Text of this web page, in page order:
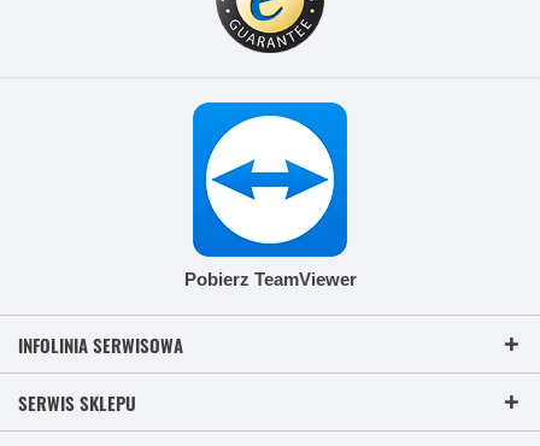
Pobierz TeamViewer
INFOLINIA SERWISOWA
SERWIS SKLEPU